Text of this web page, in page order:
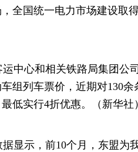
全国统一电力市场建设取
中心和相关铁路局集团公
组列车票价，近期对130余
低实行4折优惠。（新华社
显示，前10个月，东盟为